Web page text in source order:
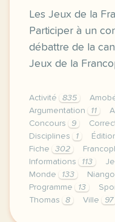
Les Jeux de la
Participer à un
débattre de la
Jeux de la
Activité 835
Argumentation
11
Concours
9
Disciplines
1
Fiche
302
Informations
113
Monde
133
Programme
13
Thomas
8 Ville 97
le respect de